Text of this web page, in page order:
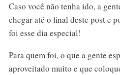
Caso você não tenha ido, a
chegar até o final deste post e
foi esse dia especial!
Para quem foi, o que a gente
aproveitado muito e que